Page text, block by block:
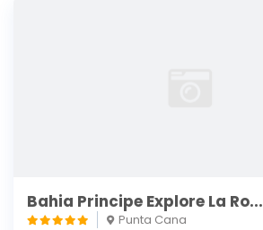
Bahia Principe Explore La Ro...
Punta Cana